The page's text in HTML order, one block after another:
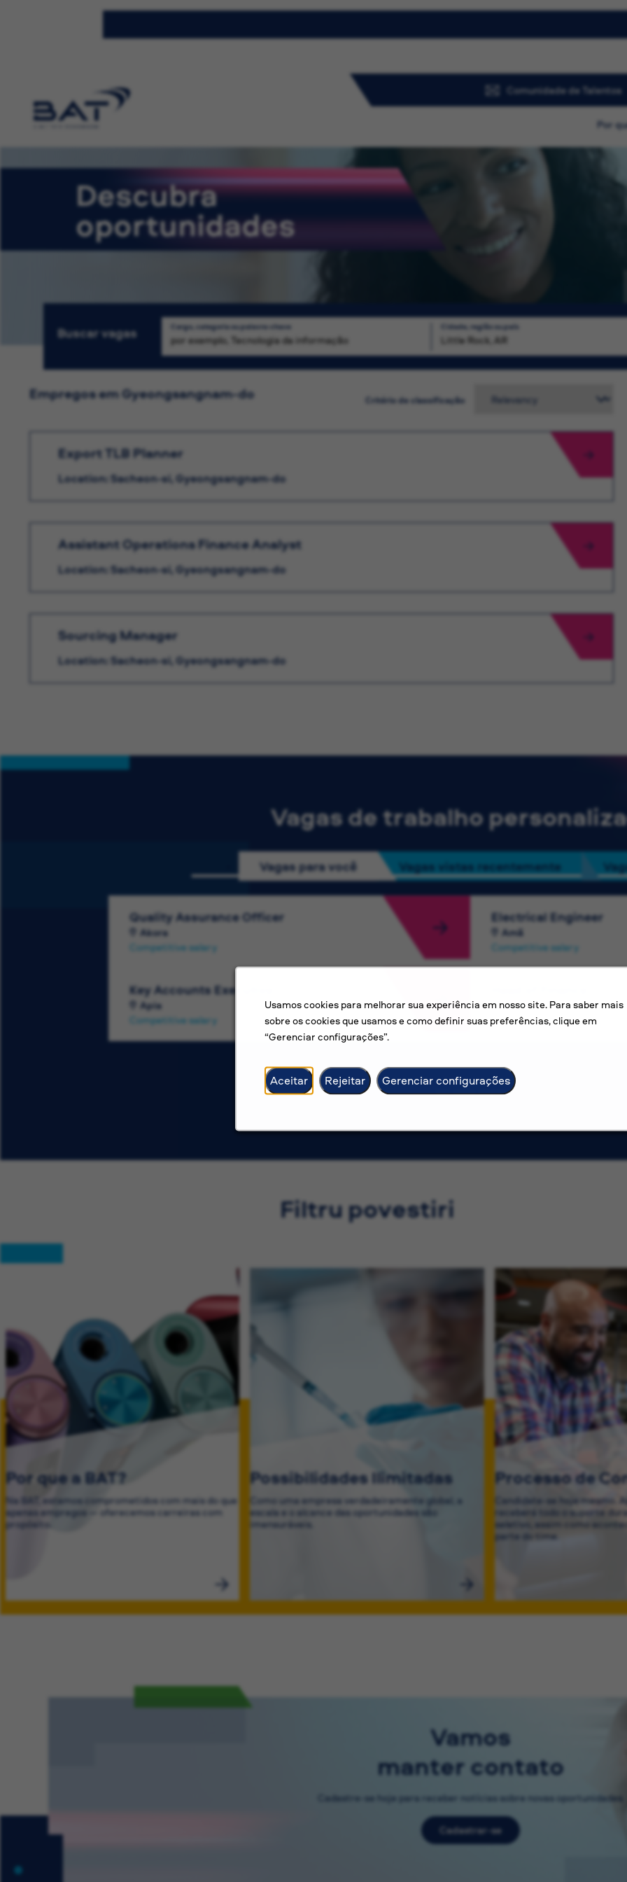
Usamos cookies para melhorar sua experiência em nosso site. Para saber mais
sobre os cookies que usamos e como definir suas preferências, clique em
“Gerenciar configurações”.
Aceitar Rejeitar Gerenciar configurações
Comunidade de Talentos
Por
Descubra
oportunidades
Buscar vagas Cargo, categoria ou palavra-chave Cidade, região ou país
Busca
Critério de classificação
Empregos em Gyeongsangnam-do
Export TLB Planner
Location: Sacheon-si, Gyeongsangnam-do
Assistant Operations Finance Analyst
Location: Sacheon-si, Gyeongsangnam-do
Sourcing Manager
Location: Sacheon-si, Gyeongsangnam-do
Vagas de trabalho
Vagas para você Vagas vistas recentemente
Quality Assurance Officer
Akora
Competitive salary
Electrical Engineer
Amã
Competitive salary
Key Accounts Executive
Apia
Competitive salary
Apia
Competitive salary
Ver mais vagas
Filtru povestiri
Por que a BAT?
Na BAT, estamos comprometidos com mais do que
apenas empregos — oferecemos carreiras com
propósito.
Possibilidades Ilimitadas
Como uma empresa verdadeiramente global, a
escala e o alcance das oportunidades são
imensuráveis.
Processo de
Candidate-se hoje mesmo.
receberá todo o suporte
seletivo, assim como
parte do time.
Vamos
manter contato
Cadastre-se hoje para receber notícias sobre novas oportunidades
Cadastrar-se